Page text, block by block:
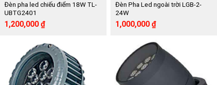
Đèn pha led chiếu điểm 18W TL-
UBTG2401
Giá
gốc
2,449,000 ₫.
1,200,000 ₫Giá
hiện
là:
1,200,000 ₫.
Đèn Pha Led ngoài trời LGB-2-
24W
Giá
gốc
2,070,000 ₫.
1,000,000 ₫Giá
hiện
là:
1,000,000 ₫.